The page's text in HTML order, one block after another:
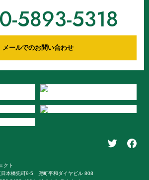
5893-5318
メールでのお問い合わせ
クト
本橋兜町9-5 兜町平和ダイヤビル 808